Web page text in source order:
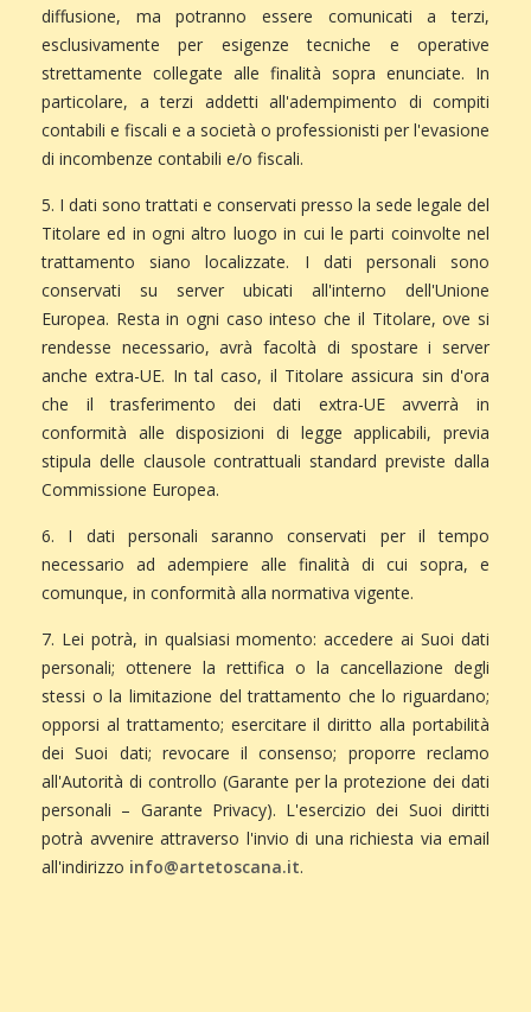
diffusione, ma potranno essere comunicati a terzi,
esclusivamente per esigenze tecniche e operative
strettamente collegate alle finalità sopra enunciate. In
particolare, a terzi addetti all'adempimento di compiti
contabili e fiscali e a società o professionisti per l'evasione
di incombenze contabili e/o fiscali.
5. I dati sono trattati e conservati presso la sede legale del
Titolare ed in ogni altro luogo in cui le parti coinvolte nel
trattamento siano localizzate. I dati personali sono
conservati su server ubicati all'interno dell'Unione
Europea. Resta in ogni caso inteso che il Titolare, ove si
rendesse necessario, avrà facoltà di spostare i server
anche extra-UE. In tal caso, il Titolare assicura sin d'ora
che il trasferimento dei dati extra-UE avverrà in
conformità alle disposizioni di legge applicabili, previa
stipula delle clausole contrattuali standard previste dalla
Commissione Europea.
6. I dati personali saranno conservati per il tempo
necessario ad adempiere alle finalità di cui sopra, e
comunque, in conformità alla normativa vigente.
7. Lei potrà, in qualsiasi momento: accedere ai Suoi dati
personali; ottenere la rettifica o la cancellazione degli
stessi o la limitazione del trattamento che lo riguardano;
opporsi al trattamento; esercitare il diritto alla portabilità
dei Suoi dati; revocare il consenso; proporre reclamo
all'Autorità di controllo (Garante per la protezione dei dati
personali – Garante Privacy). L'esercizio dei Suoi diritti
potrà avvenire attraverso l'invio di una richiesta via email
all'indirizzo info@artetoscana.it.